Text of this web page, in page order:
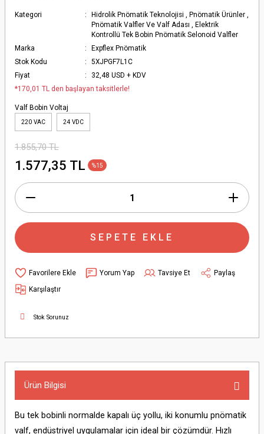
Kategori Hidrolik Pnömatik Teknolojisi , Pnömatik Ürünler ,
Pnömatik Valfler Ve Valf Adası , Elektrik
Kontrollü Tek Bobin Pnömatik Selonoid Valfler
Marka
Expflex Pnömatik
Stok Kodu
5XJPGF7L1C
Fiyat
32,48 USD + KDV
*170,01 TL den başlayan taksitlerle!
Valf Bobin Voltaj
220 VAC 24 VDC
1.855,70 TL
1.577,35 TL %15
SEPETE EKLE
Yorum Yap Tavsiye Et
Paylaş
Karşılaştır
Stok Sorunuz
Ürün Bilgisi
Bu tek bobinli normalde kapalı üç yollu, iki konumlu pnömatik
valf, endüstriyel uygulamalar için ideal bir çözümdür. Hızlı